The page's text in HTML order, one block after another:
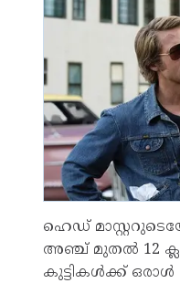
ഹെഡ്
അഞ്ച് മുതൽ 12
കുട്ടികൾക്ക്